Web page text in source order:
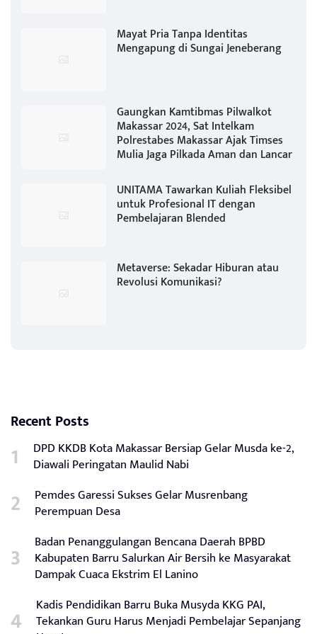
Mayat Pria Tanpa Identitas
Mengapung di Sungai Jeneberang
Gaungkan Kamtibmas Pilwalkot
Makassar 2024, Sat Intelkam
Polrestabes Makassar Ajak Timses
Mulia Jaga Pilkada Aman dan Lancar
UNITAMA Tawarkan Kuliah Fleksibel
untuk Profesional IT dengan
Pembelajaran Blended
Metaverse: Sekadar Hiburan atau
Revolusi Komunikasi?
Recent Posts
DPD KKDB Kota Makassar Bersiap Gelar Musda ke-2,
Diawali Peringatan Maulid Nabi
Pemdes Garessi Sukses Gelar Musrenbang
Perempuan Desa
Badan Penanggulangan Bencana Daerah BPBD
Kabupaten Barru Salurkan Air Bersih ke Masyarakat
Dampak Cuaca Ekstrim El Lanino
Kadis Pendidikan Barru Buka Musyda KKG PAI,
Tekankan Guru Harus Menjadi Pembelajar Sepanjang